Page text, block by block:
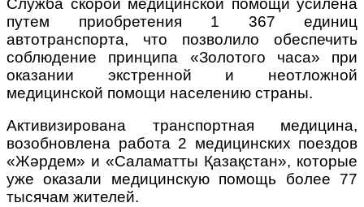
Служба скорой медицинской помощи усилена
путем приобретения 1 367 единиц
автотранспорта, что позволило обеспечить
соблюдение принципа «Золотого часа» при
оказании экстренной и неотложной
медицинской помощи населению страны.
Активизирована транспортная медицина,
возобновлена работа 2 медицинских поездов
«Жәрдем» и «Саламатты Қазақстан», которые
уже оказали медицинскую помощь более 77
тысячам жителей.